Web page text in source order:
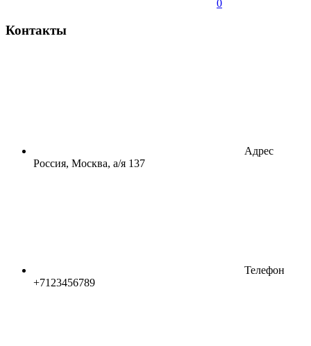
0
Контакты
Адрес
Россия, Москва, а/я 137
Телефон
+7123456789